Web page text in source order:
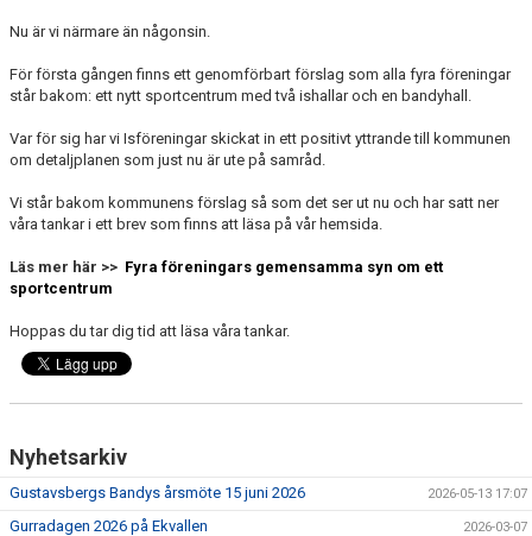
Nu är vi närmare än någonsin.
För första gången finns ett genomförbart förslag som alla fyra föreningar
står bakom: ett nytt sportcentrum med två ishallar och en bandyhall.
Var för sig har vi Isföreningar skickat in ett positivt yttrande till kommunen
om detaljplanen som just nu är ute på samråd.
Vi står bakom kommunens förslag så som det ser ut nu och har satt ner
våra tankar i ett brev som finns att läsa på vår hemsida.
Läs mer här >> Fyra föreningars gemensamma syn om ett
sportcentrum
Hoppas du tar dig tid att läsa våra tankar.
Nyhetsarkiv
Gustavsbergs Bandys årsmöte 15 juni 2026 2026-05-13 17:07
Gurradagen 2026 på Ekvallen 2026-03-07